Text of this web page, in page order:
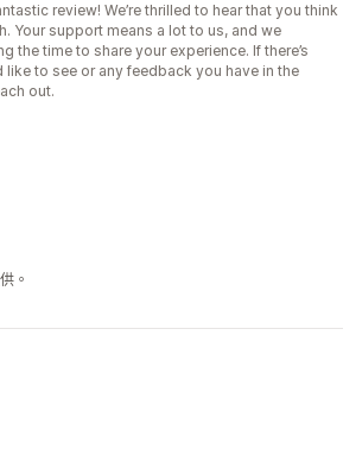
review! We’re thrilled to hear that you think
Your support means a lot to us, and we
the time to share your experience. If there’s
like to see or any feedback you have in the
out.
。